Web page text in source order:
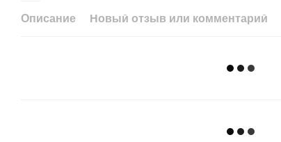
Описание Новый отзыв или комментарий